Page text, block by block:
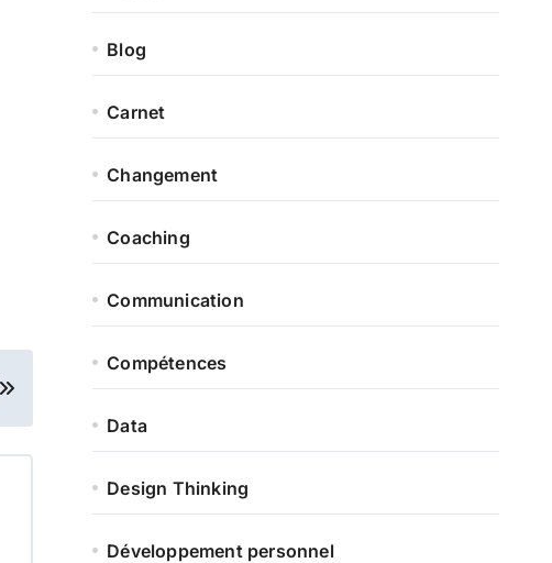
Blog
Carnet
Changement
Coaching
Communication
Compétences
Data
Design Thinking
Développement personnel